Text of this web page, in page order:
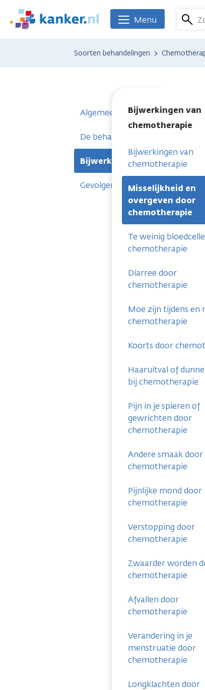
naar
We
zijn
Menu
Soorten behandelingen
Algemeen
De behandeling met
Bijwerkingen van
Bijwerkingen van
chemotherapie
Bijwerkingen van
chemotherapie
Misselijkheid en
overgeven door
chemotherapie
Te weinig
chemotherapie
Diarree door
chemotherapie
Moe zijn tijdens en
chemotherapie
Koorts door
Haaruitval of
bij chemotherapie
Pijn in je spieren of
gewrichten door
chemotherapie
Andere smaak door
chemotherapie
Pijnlijke mond door
chemotherapie
Verstopping door
chemotherapie
Zwaarder worden
chemotherapie
Afvallen door
chemotherapie
Verandering in je
menstruatie door
chemotherapie
Longklachten door
Gevolgen van chemotherapie